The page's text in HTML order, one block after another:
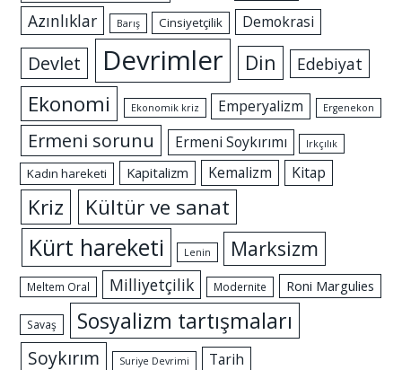
Azınlıklar Barış Cinsiyetçilik Demokrasi
Devlet Devrimler Din Edebiyat
Ekonomi Ekonomik kriz Emperyalizm Ergenekon
Ermeni sorunu Ermeni Soykırımı Irkçılık
Kadın hareketi Kapitalizm Kemalizm Kitap
Kriz Kültür ve sanat
Kürt hareketi Lenin Marksizm
Meltem Oral Milliyetçilik Modernite Roni Margulies
Savaş Sosyalizm tartışmaları
Soykırım Suriye Devrimi Tarih